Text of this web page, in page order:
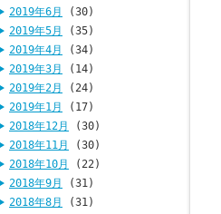
2019年6月
(30)
2019年5月
(35)
2019年4月
(34)
2019年3月
(14)
2019年2月
(24)
2019年1月
(17)
2018年12月
(30)
2018年11月
(30)
2018年10月
(22)
2018年9月
(31)
2018年8月
(31)